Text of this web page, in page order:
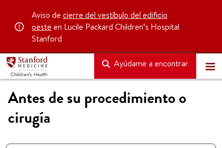
Aviso de cierre del vestíbulo del edificio
oeste en Lucile Packard Children’s Hospital
Stanford
Ayúdame a encontrar
Antes de su procedimiento o
cirugía